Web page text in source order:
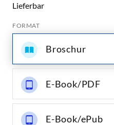
Lieferbar
FORMAT
Broschur
E-Book/PDF
E-Book/ePub